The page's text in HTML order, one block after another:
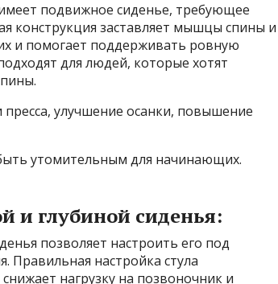
подвижное сиденье, требующее
конструкция заставляет мышцы спины и
и помогает поддерживать ровную
для людей, которые хотят
улучшение осанки, повышение
утомительным для начинающих.
и глубиной сиденья:
позволяет настроить его под
Правильная настройка стула
нагрузку на позвоночник и